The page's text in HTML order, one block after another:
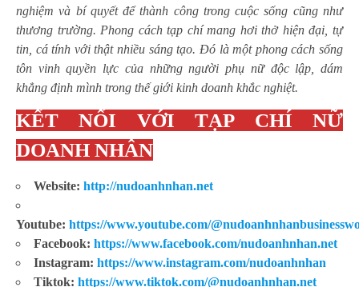
nghiệm và bí quyết để thành công trong cuộc sống cũng như
thương trường. Phong cách tạp chí mang hơi thở hiện đại, tự
tin, cá tính với thật nhiều sáng tạo. Đó là một phong cách sống
tôn vinh quyền lực của những người phụ nữ độc lập, dám
khẳng định mình trong thế giới kinh doanh khắc nghiệt.
KẾT NỐI VỚI TẠP CHÍ NỮ
DOANH NHÂN
Website: http://nudoanhnhan.net
Youtube: https://www.youtube.com/
Facebook: https://www.facebook.com/nudoanhnhan.net
Instagram: https://www.instagram.com/nudoanhnhan
Tiktok: https://www.tiktok.com/@nudoanhnhan.net